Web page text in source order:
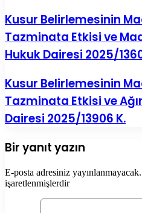
Kusur Belirlemesinin
Tazminata Etkisi ve
Hukuk Dairesi 2025/
Kusur Belirlemesinin
Tazminata Etkisi ve
Dairesi 2025/13906 K.
Bir yanıt yazın
E-posta adresiniz yayınlanmayacak.
işaretlenmişlerdir